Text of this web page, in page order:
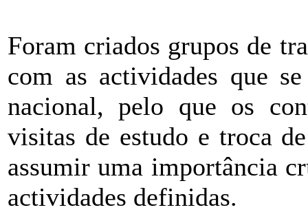
Foram criados grupos de
com as actividades que
nacional, pelo que os
visitas de estudo e troca
assumir uma importância
actividades definidas.